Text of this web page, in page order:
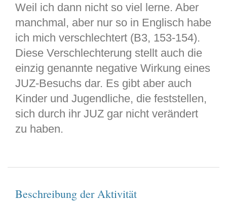
Weil ich dann nicht so viel lerne. Aber
manchmal, aber nur so in Englisch habe
ich mich verschlechtert (B3, 153-154).
Diese Verschlechterung stellt auch die
einzig genannte negative Wirkung eines
JUZ-Besuchs dar. Es gibt aber auch
Kinder und Jugendliche, die feststellen,
sich durch ihr JUZ gar nicht verändert
zu haben.
Beschreibung der Aktivität